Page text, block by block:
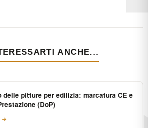
ANCHE...
delle pitture per edilizia: marcatura CE e
(DoP)
→